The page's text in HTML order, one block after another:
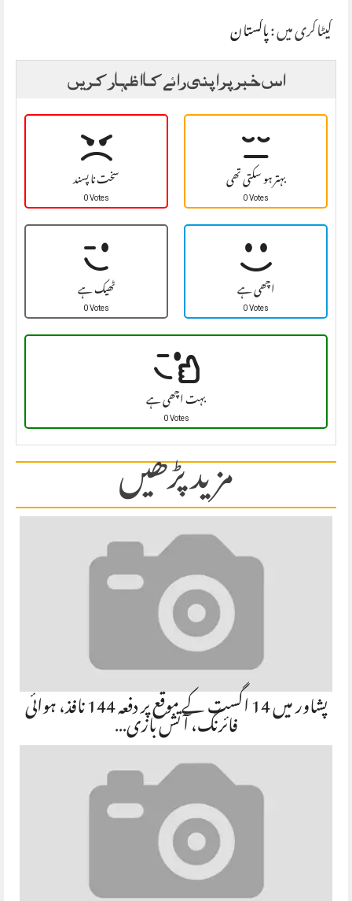
کیٹاگری میں :پاکستان
اس خبر پر اپنی رائے کا اظہار کریں
سخت نا پسند
0 Votes بہتر ہو سکتی تھی
0 Votes
ٹھیک ہے
0 Votes اچھی ہے
0 Votes
بہت اچھی ہے
0 Votes
مزید پڑھیں
پشاور میں 14 اگست کے موقع پر دفعہ 144 نافذ، ہوائی فائرنگ، آتش بازی…